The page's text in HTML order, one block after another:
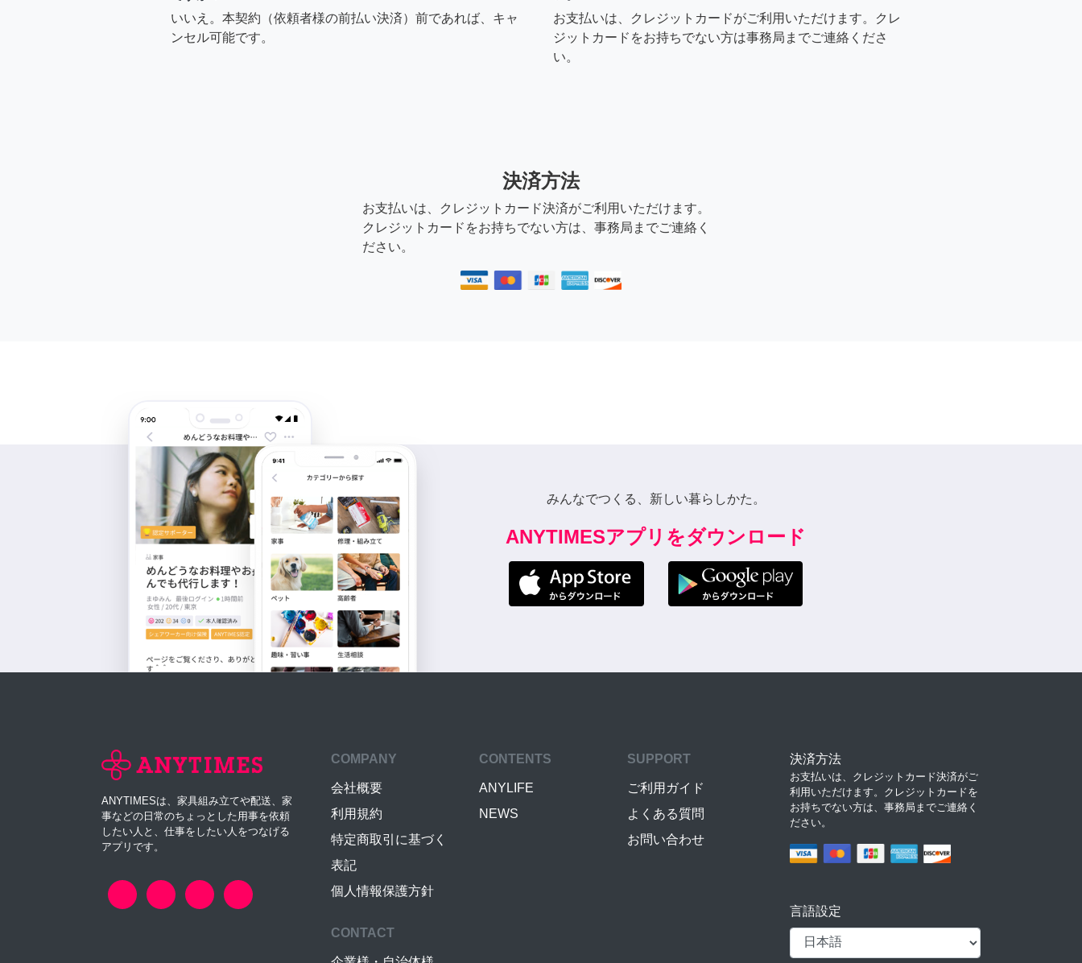
いいえ。本契約（依頼者様の前払い決済）前であれば、キャ
ンセル可能です。
お支払いは、クレジットカードがご利用いただけます。クレ
ジットカードをお持ちでない方は事務局までご連絡くださ
い。
決済方法
お支払いは、クレジットカード決済がご利用いただけます。
クレジットカードをお持ちでない方は、事務局までご連絡く
ださい。
みんなでつくる、新しい暮らしかた。
ANYTIMESアプリをダウンロード
ANYTIMESは、家具組み立てや配送、家
事などの日常のちょっとした用事を依頼
したい人と、仕事をしたい人をつなげる
アプリです。
COMPANY
会社概要
利用規約
特定商取引に基づく
表記
個人情報保護方針
CONTENTS
ANYLIFE
NEWS
SUPPORT
ご利用ガイド
よくある質問
お問い合わせ
CONTACT
決済方法
お支払いは、クレジットカード決済がご
利用いただけます。クレジットカードを
お持ちでない方は、事務局までご連絡く
ださい。
言語設定